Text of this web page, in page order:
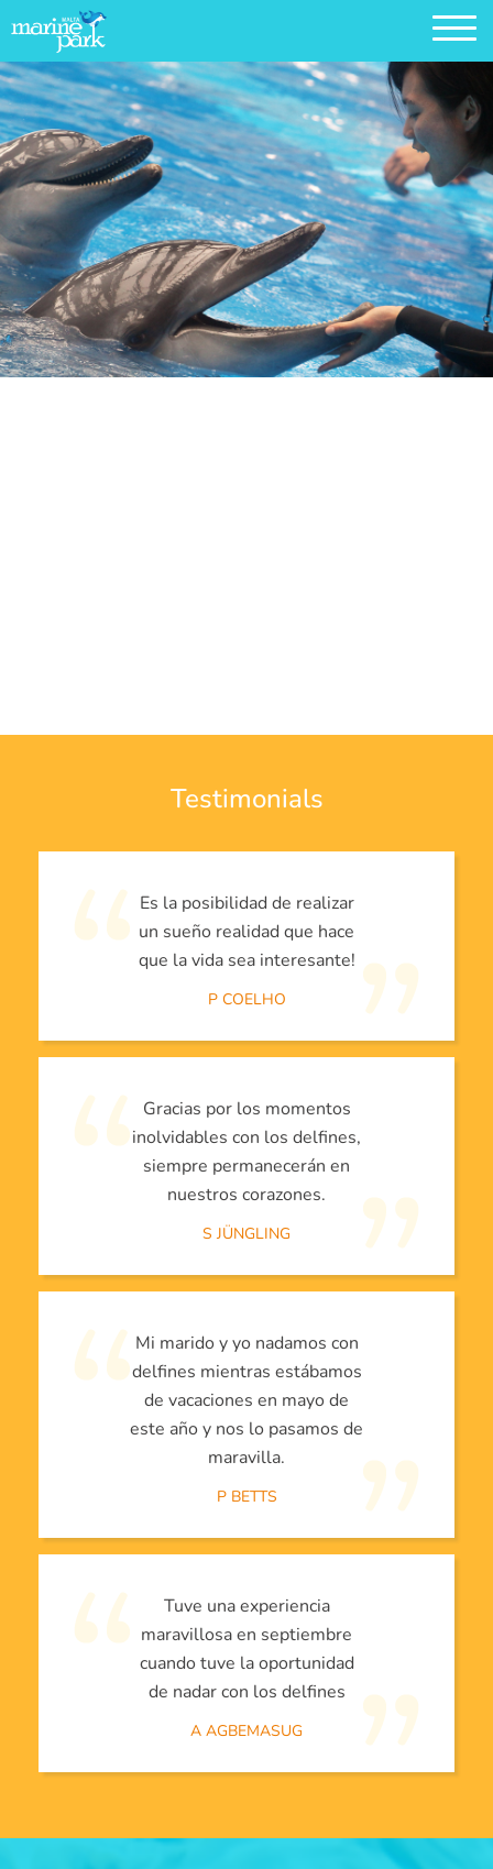
Testimonials
Es la posibilidad de realizar
un sueño realidad que hace
que la vida sea interesante!
P COELHO
Gracias por los momentos
inolvidables con los delfines,
siempre permanecerán en
nuestros corazones.
S JÜNGLING
Mi marido y yo nadamos con
delfines mientras estábamos
de vacaciones en mayo de
este año y nos lo pasamos de
maravilla.
P BETTS
Tuve una experiencia
maravillosa en septiembre
cuando tuve la oportunidad
de nadar con los delfines
A AGBEMASUG